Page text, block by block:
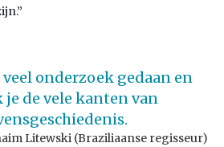
onderzoek gedaan en
de vele kanten van
Litewski (Braziliaanse regisseur)